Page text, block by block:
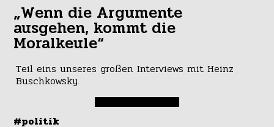
„Wenn die Argumente
ausgehen, kommt die
Moralkeule“
Teil eins unseres großen Interviews mit Heinz
Buschkowsky.
#politik